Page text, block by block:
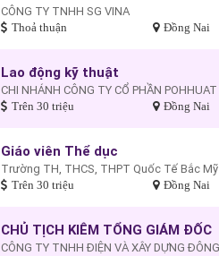
CÔNG TY TNHH SG VINA
Thoả thuận Đồng Nai
Lao động kỹ thuật
CHI NHÁNH CÔNG TY CỔ PHẦN
Trên 30 triệu Đồng Nai
Giáo viên Thể dục
Trên 30 triệu Đồng Nai
CHỦ TỊCH KIÊM TỔNG GIÁM ĐỐC
CÔNG TY TNHH ĐIỆN VÀ XÂY DỰNG